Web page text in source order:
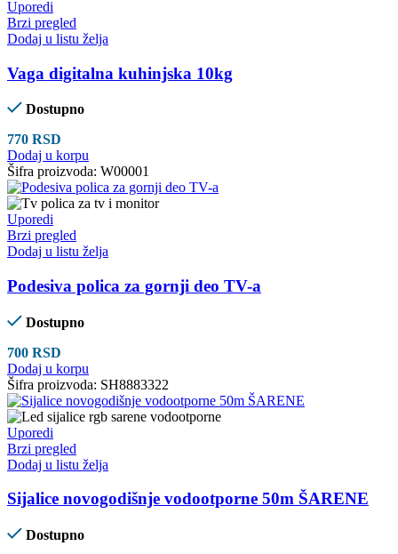
Uporedi
Brzi pregled
Dodaj u listu želja
Vaga digitalna kuhinjska 10kg
Dostupno
770 RSD
Dodaj u korpu
Šifra proizvoda: W00001
Uporedi
Brzi pregled
Dodaj u listu želja
Podesiva polica za gornji deo TV-a
Dostupno
700 RSD
Dodaj u korpu
Šifra proizvoda: SH8883322
Uporedi
Brzi pregled
Dodaj u listu želja
Sijalice novogodišnje vodootporne 50m ŠARENE
Dostupno